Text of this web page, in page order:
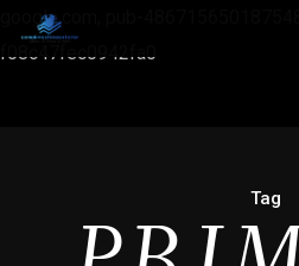
google.com, pub-
f08c47fec0942fa0
Tag